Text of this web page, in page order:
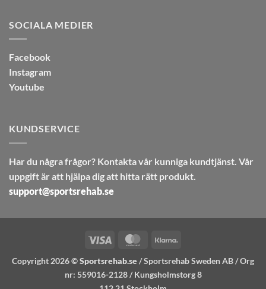
SOCIALA MEDIER
Facebook
Instagram
Youtube
KUNDSERVICE
Har du några frågor? Kontakta vår kunniga kundtjänst. Vår
uppgift är att hjälpa dig att hitta rätt produkt.
support@sportsrehab.se
Visa MasterCard
Copyright 2026 ©Sportsrehab.se / Sportsrehab Sweden AB / Org
nr: 559016-2128 / Kungsholmstorg 8